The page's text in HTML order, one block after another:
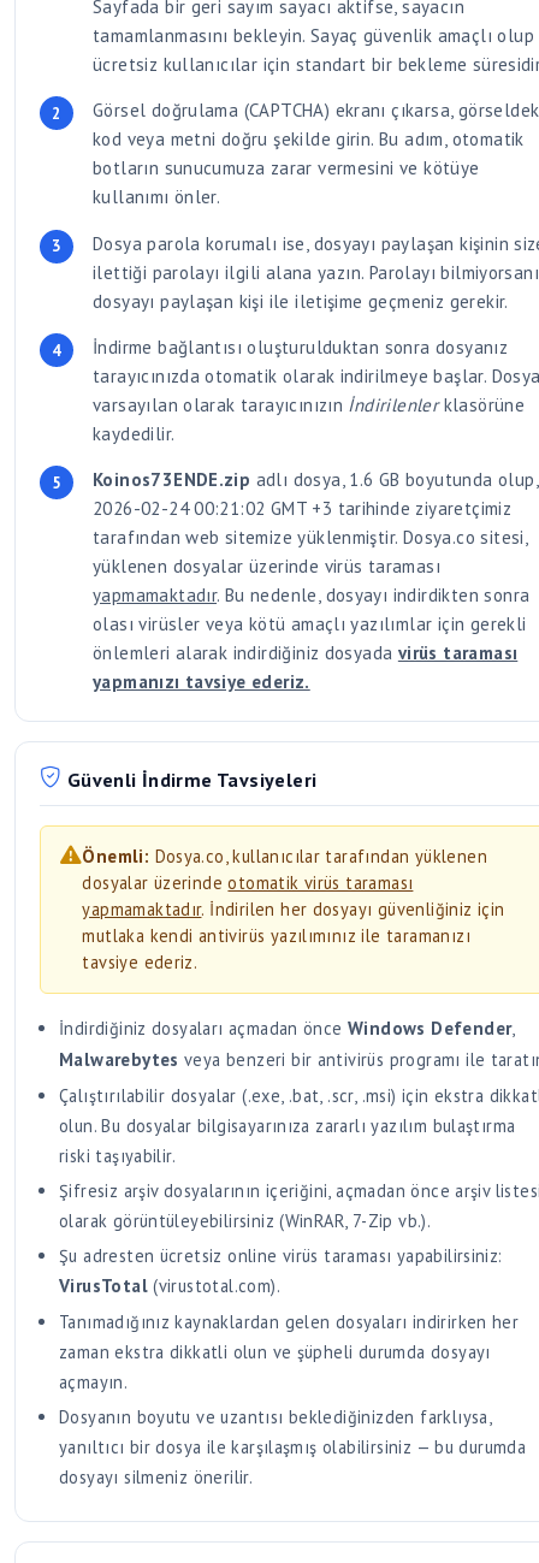
Sayfada bir geri sayım sayacı aktifse, sayacın
tamamlanmasını bekleyin. Sayaç güvenlik amaçlı olup
ücretsiz kullanıcılar için standart bir bekleme
Görsel doğrulama (CAPTCHA) ekranı çıkarsa,
kod veya metni doğru şekilde girin. Bu adım, otomatik
botların sunucumuza zarar vermesini ve kötüye
kullanımı önler.
Dosya parola korumalı ise, dosyayı paylaşan kişinin
ilettiği parolayı ilgili alana yazın. Parolayı
dosyayı paylaşan kişi ile iletişime geçmeniz gerekir.
İndirme bağlantısı oluşturulduktan sonra dosyanız
tarayıcınızda otomatik olarak indirilmeye başlar.
varsayılan olarak tarayıcınızın İndirilenlerklasörüne
kaydedilir.
Koinos73ENDE.zip adlı dosya, 1.6 GB boyutunda olup,
2026-02-24 00:21:02 GMT +3 tarihinde ziyaretçimiz
tarafından web sitemize yüklenmiştir. Dosya.co sitesi,
yüklenen dosyalar üzerinde virüs taraması
yapmamaktadır. Bu nedenle, dosyayı indirdikten sonra
olası virüsler veya kötü amaçlı yazılımlar için gerekli
önlemleri alarak indirdiğiniz dosyada virüs taraması
yapmanızı tavsiye ederiz.
Güvenli İndirme Tavsiyeleri
Önemli: Dosya.co, kullanıcılar tarafından yüklenen
dosyalar üzerindeotomatik virüs taraması
yapmamaktadır. İndirilen her dosyayı güvenliğiniz için
mutlaka kendi antivirüs yazılımınız ile taramanızı
tavsiye ederiz.
İndirdiğiniz dosyaları açmadan önceWindows Defender,
Malwarebytes veya benzeri bir antivirüs programı ile
Çalıştırılabilir dosyalar (.exe, .bat, .scr, .msi) için ekstra
olun. Bu dosyalar bilgisayarınıza zararlı yazılım bulaştırma
riski taşıyabilir.
Şifresiz arşiv dosyalarının içeriğini, açmadan önce arşiv
olarak görüntüleyebilirsiniz (WinRAR, 7-Zip vb.).
Şu adresten ücretsiz online virüs taraması yapabilirsiniz:
VirusTotal(virustotal.com).
Tanımadığınız kaynaklardan gelen dosyaları indirirken her
zaman ekstra dikkatli olun ve şüpheli durumda dosyayı
açmayın.
Dosyanın boyutu ve uzantısı beklediğinizden farklıysa,
yanıltıcı bir dosya ile karşılaşmış olabilirsiniz — bu durumda
dosyayı silmeniz önerilir.